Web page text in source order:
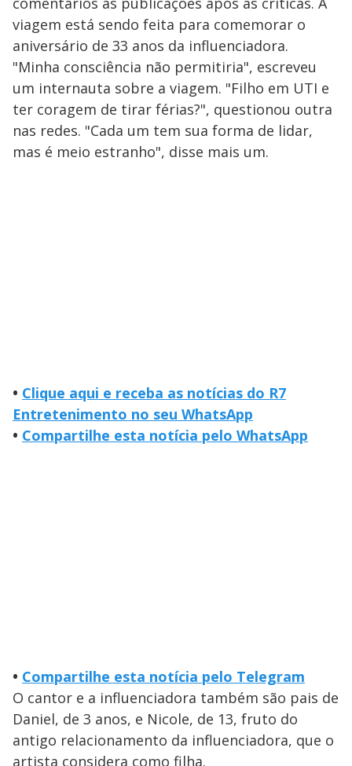
viagem está sendo feita para comemorar o
aniversário de 33 anos da influenciadora.
"Minha consciência não permitiria", escreveu
um internauta sobre a viagem. "Filho em UTI e
ter coragem de tirar férias?", questionou outra
nas redes. "Cada um tem sua forma de lidar,
mas é meio estranho", disse mais um.
• Clique aqui e receba as notícias do R7
Entretenimento no seu WhatsApp
• Compartilhe esta notícia pelo WhatsApp
• Compartilhe esta notícia pelo Telegram
O cantor e a influenciadora também são pais de
Daniel, de 3 anos, e Nicole, de 13, fruto do
antigo relacionamento da influenciadora, que o
artista considera como filha.